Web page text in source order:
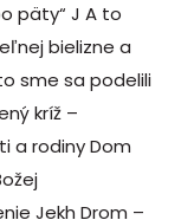
päty“ J A to
bielizne a
sme sa podelili
kríž –
a rodiny Dom
Jekh Drom –